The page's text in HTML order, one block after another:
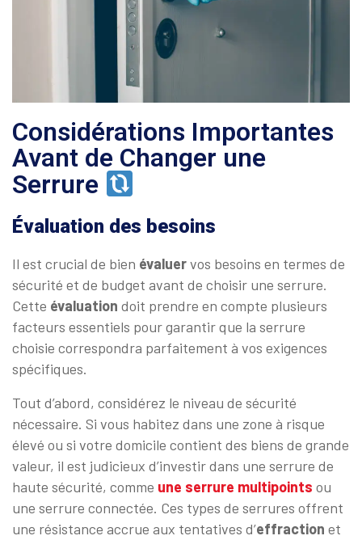
Considérations Importantes
Avant de Changer une
Serrure
Évaluation des besoins
Il est crucial de bien évaluervos besoins en termes de
sécurité et de budget avant de choisir une serrure.
Cette évaluation doit prendre en compte plusieurs
facteurs essentiels pour garantir que la serrure
choisie correspondra parfaitement à vos exigences
spécifiques.
Tout d’abord, considérez le niveau de sécurité
nécessaire. Si vous habitez dans une zone à risque
élevé ou si votre domicile contient des biens de grande
valeur, il est judicieux d’investir dans une serrure de
haute sécurité, comme une serrure multipoints ou
une serrure connectée. Ces types de serrures offrent
une résistance accrue aux tentatives d’effraction et